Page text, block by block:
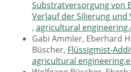
Substratversorgung von
Verlauf der Silierung und
, agricultural
Gabi Ammler, Eberhard
Büscher, Flüssigmist-
agricultural